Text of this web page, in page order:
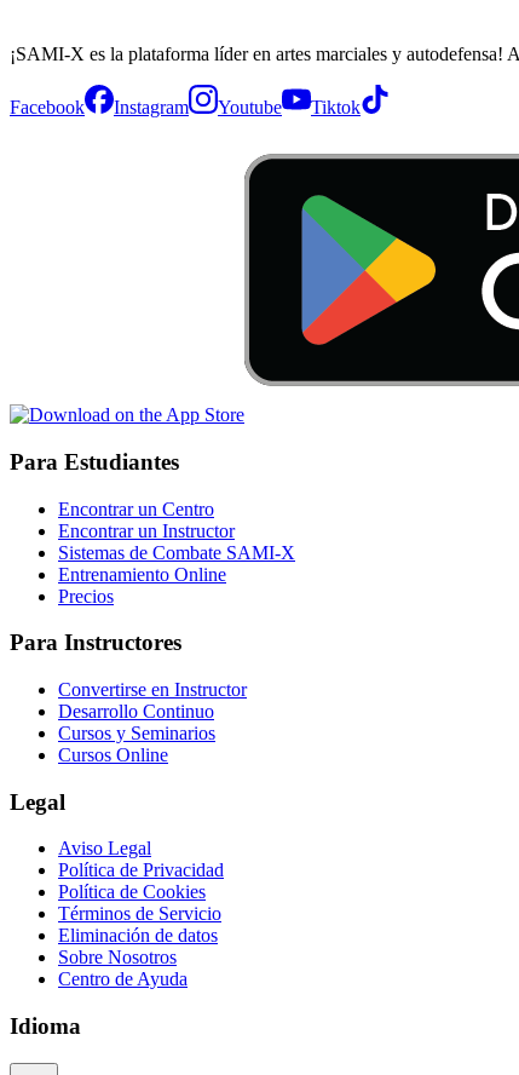
¡SAMI-X es la plataforma líder en artes marciales y autodefensa!
Facebook Instagram Youtube Tiktok
Para Estudiantes
Encontrar un Centro
Encontrar un Instructor
Sistemas de Combate SAMI-X
Entrenamiento Online
Precios
Para Instructores
Convertirse en Instructor
Desarrollo Continuo
Cursos y Seminarios
Cursos Online
Legal
Aviso Legal
Política de Privacidad
Política de Cookies
Términos de Servicio
Eliminación de datos
Sobre Nosotros
Centro de Ayuda
Idioma